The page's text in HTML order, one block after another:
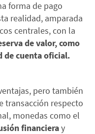
forma de pago
realidad, amparada
centrales, con la
de valor, como
de cuenta oficial.
pero también
transacción respecto
monedas como el
financieray